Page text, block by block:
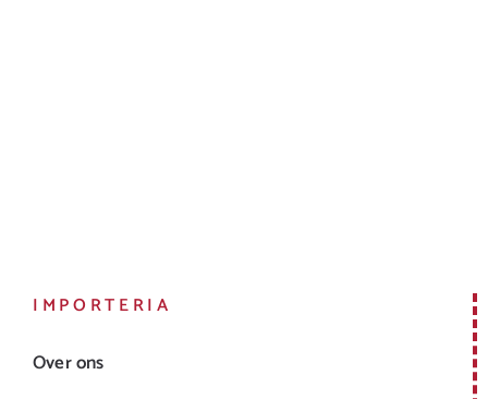
IMPORTERIA
Over ons